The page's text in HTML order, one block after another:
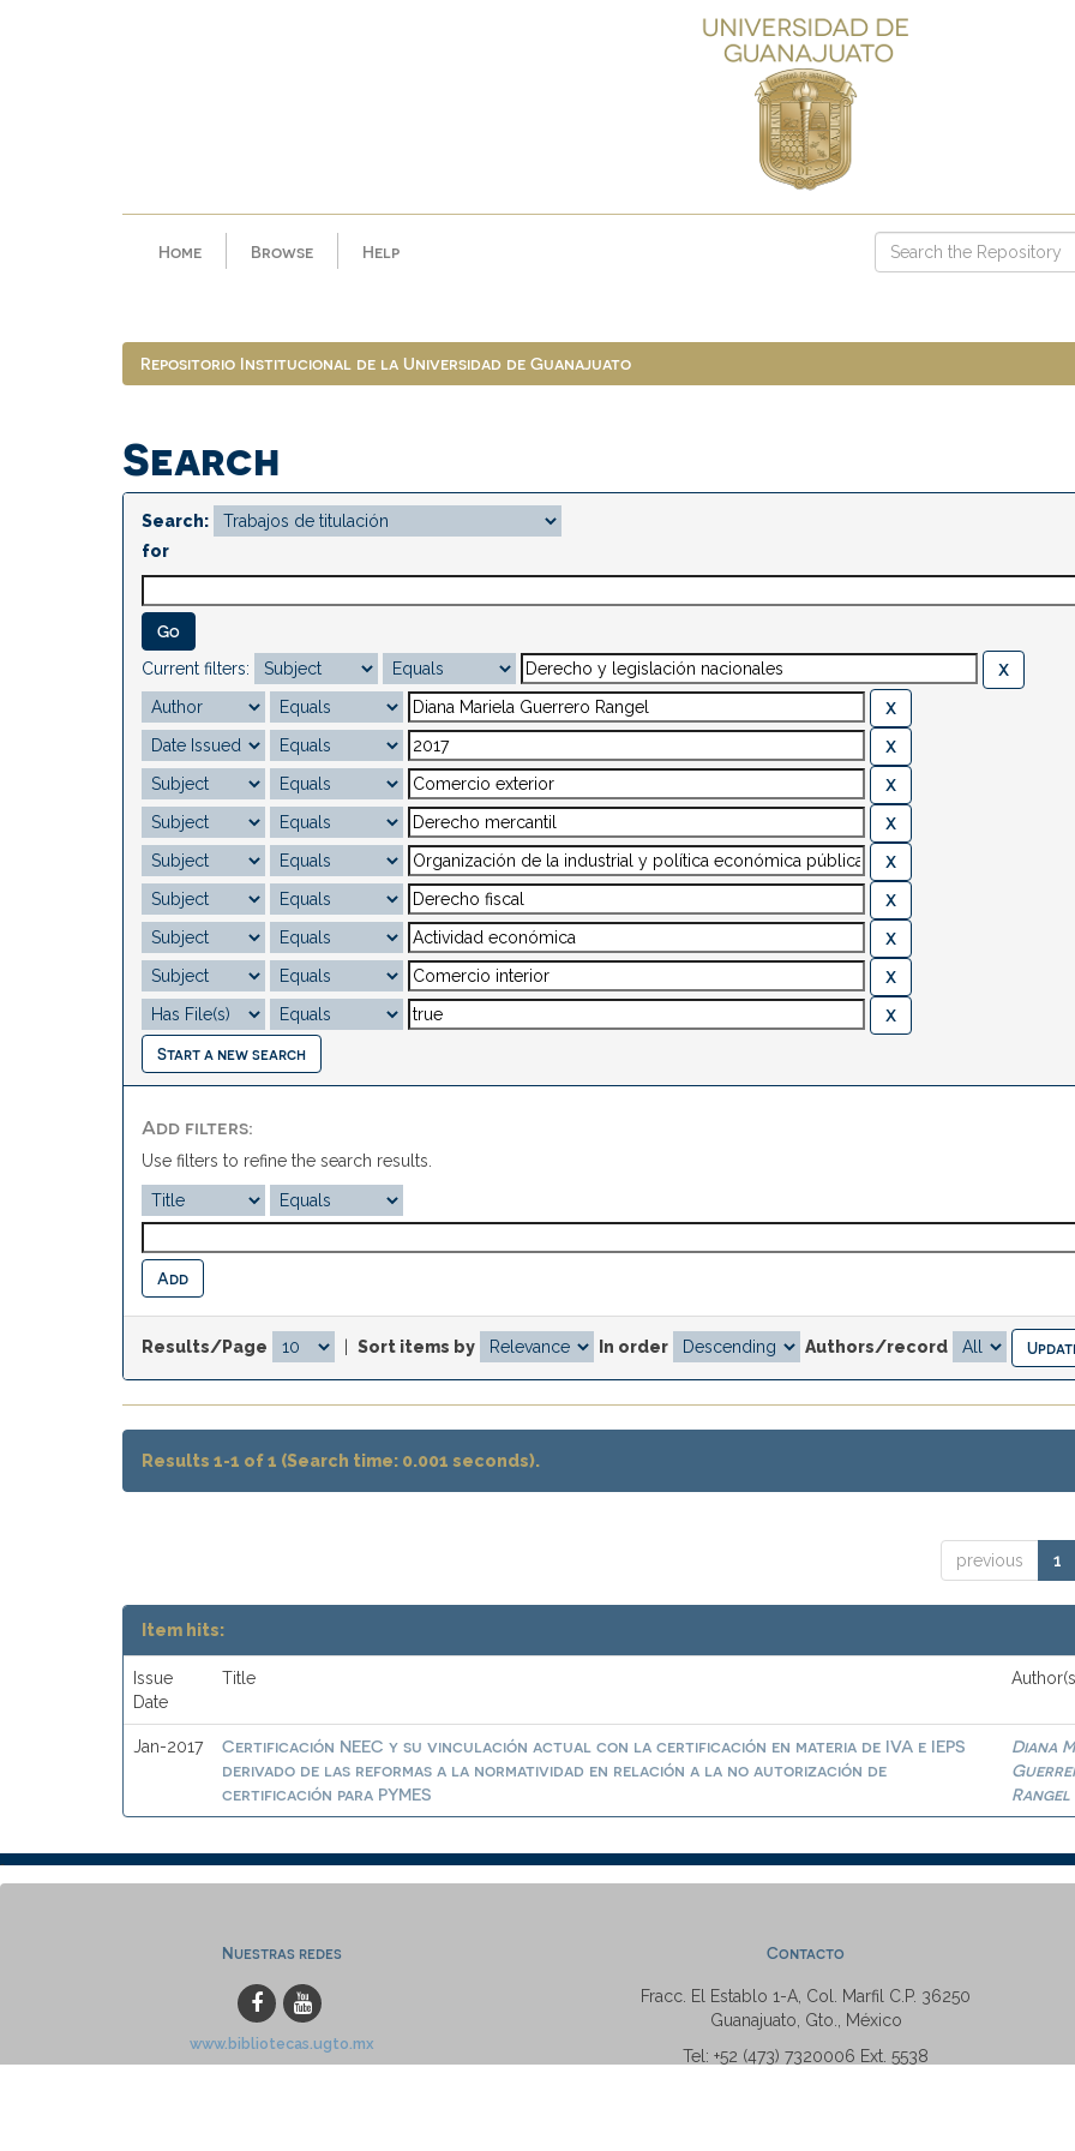
Home Browse Help
Repositorio Institucional de la Universidad de Guanajuato
Search
Search:
for
Current filters:
Start a new search
Add filters:
Use filters to refine the search results.
Results/Page Sort items by In order Authors/record
Results 1-1 of 1 (Search time: 0.001 seconds).
previous 1
Item hits:
Issue
Date
Title
Jan-2017
Certificación NEEC y su vinculación actual con la certificación en materia de IVA e IEPS
derivado de las reformas a la normatividad en relación a la no autorización de
certificación para PYMES
Diana
Rangel
Nuestras redes
www.bibliotecas.ugto.mx
Contacto
Fracc. El Establo 1-A, Col. Marfil C.P. 36250
Guanajuato, Gto., México
Tel: +52 (473) 7320006 Ext. 5538